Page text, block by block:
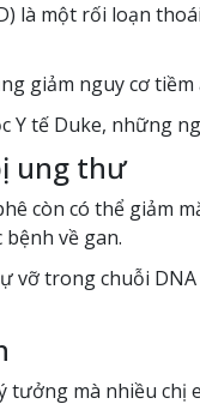
là một rối loạn
giảm nguy cơ
Y tế Duke, những
ung thư
còn có thể giảm
về gan.
vỡ trong chuỗi
tưởng mà nhiều chị